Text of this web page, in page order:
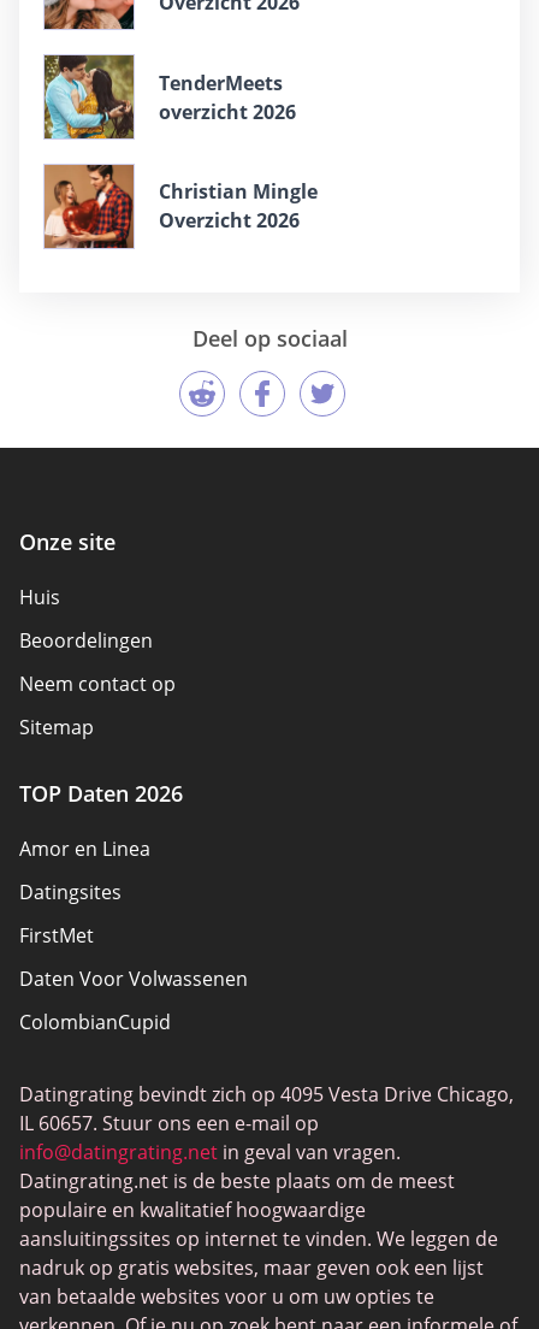
TenderMeets
overzicht 2026
Christian Mingle
Overzicht 2026
Deel op sociaal
Onze site
Huis
Beoordelingen
Neem contact op
Sitemap
TOP Daten 2026
Amor en Linea
Datingsites
FirstMet
Daten Voor Volwassenen
ColombianCupid
MeetMindful
BDSM Dating
BBPeopleMeet
Sugar Daddy-sites
JPeopleMeet
Datingrating bevindt zich op 4095 Vesta Drive Chicago,
IL 60657. Stuur ons een e-mail op
info@datingrating.net in geval van vragen.
Datingrating.net is de beste plaats om de meest
populaire en kwalitatief hoogwaardige
aansluitingssites op internet te vinden. We leggen de
nadruk op gratis websites, maar geven ook een lijst
van betaalde websites voor u om uw opties te